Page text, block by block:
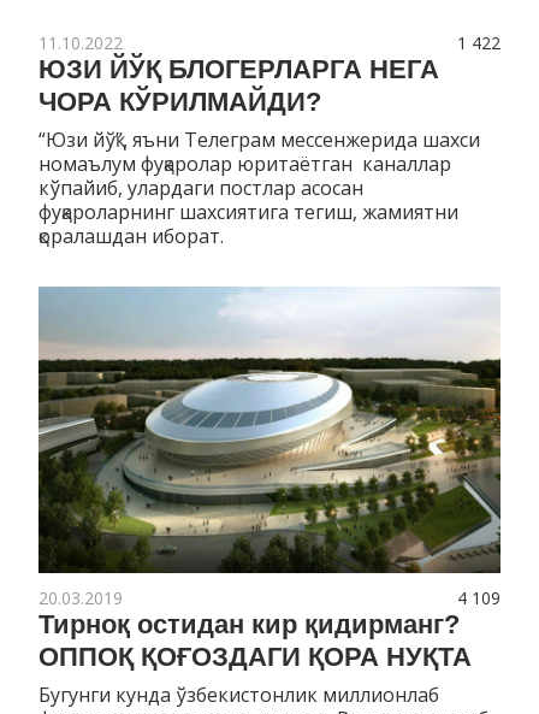
1 422
11.10.2022
ЮЗИ ЙЎҚ БЛОГЕРЛАРГА НЕГА
ЧОРА КЎРИЛМАЙДИ?
“Юзи йўқ”, яъни Телеграм мессенжерида шахси
номаълум фуқаролар юритаётган каналлар
кўпайиб, улардаги постлар асосан
фуқароларнинг шахсиятига тегиш, жамиятни
қоралашдан иборат.
4 109
20.03.2019
Тирноқ остидан кир қидирманг?
ОППОҚ ҚОҒОЗДАГИ ҚОРА НУҚТА
Бугунги кунда ўзбекистонлик миллионлаб